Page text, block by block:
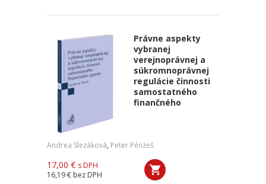
Právne aspekty
vybranej
verejnoprávnej a
súkromnoprávnej
regulácie činnosti
samostatného
finančného
Andrea Slezáková, Peter Pénzeš
17,00 € s DPH
16,19 € bez DPH